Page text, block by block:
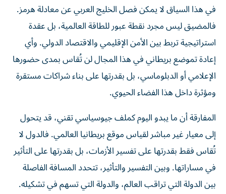
في هذا السياق لا يمكن فصل الخليج العربي عن معادلة هرمز.
فالمضيق ليس مجرد نقطة عبور للطاقة العالمية، بل عقدة
استراتيجية تربط بين الأمن الإقليمي والاقتصاد الدولي. وأي
إعادة تموضع بريطاني في هذا المجال لن تُقاس بمدى حضورها
الإعلامي أو الدبلوماسي، بل بقدرتها على بناء شراكات مستقرة
ومؤثرة داخل هذا الفضاء الحيوي.
المفارقة أن ما يبدو اليوم كملف جيوسياسي تقني، قد يتحول
إلى معيار غير مباشر لقياس موقع بريطانيا العالمي. فالدول لا
تُقاس فقط بقدرتها على تفسير الأزمات، بل بقدرتها على التأثير
في مساراتها. وبين التفسير والتأثير، تتحدد المسافة الفاصلة
بين الدولة التي تراقب العالم، والدولة التي تسهم في تشكيله.